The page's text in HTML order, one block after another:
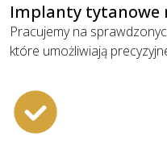
Implanty tytanowe
Pracujemy na
które umożliwiają